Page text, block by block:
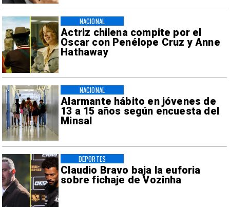
Actriz chilena compite por el
Oscar con Penélope Cruz y Anne
Hathaway
NACIONAL
Alarmante hábito en jóvenes de
13 a 15 años según encuesta del
Minsal
NACIONAL
Claudio Bravo baja la euforia
sobre fichaje de Vozinha
DEPORTES